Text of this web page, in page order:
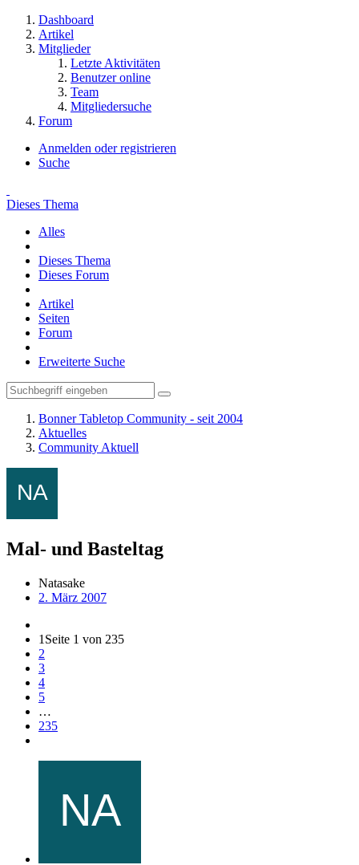
Dashboard
Artikel
Mitglieder
Letzte Aktivitäten
Benutzer online
Team
Mitgliedersuche
Forum
Anmelden oder registrieren
Suche
Dieses Thema
Alles
Dieses Thema
Dieses Forum
Artikel
Seiten
Forum
Erweiterte Suche
Bonner Tabletop Community - seit 2004
Aktuelles
Community Aktuell
Mal- und Basteltag
Natasake
2. März 2007
1 Seite 1 von 235
2
3
4
5
…
235